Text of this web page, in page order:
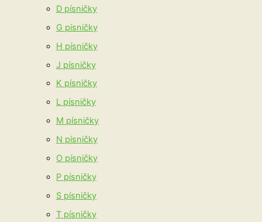
D písničky
G písničky
H písničky
J písničky
K písničky
L písničky
M písničky
N písničky
O písničky
P písničky
S písničky
T písničky